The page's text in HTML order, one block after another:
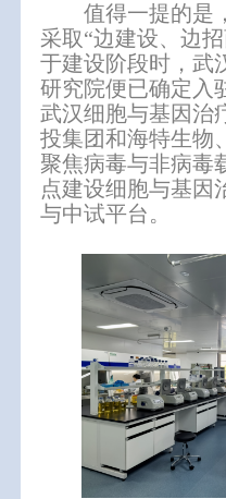
值得一提的是
采取“边建设、边
于建设阶段时，武
研究院便已确定入
武汉细胞与基因治
投集团和海特生物
聚焦病毒与非病毒
点建设细胞与基因
与中试平台。